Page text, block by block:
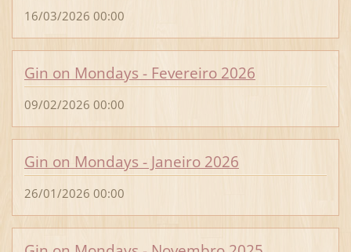
16/03/2026 00:00
Gin on Mondays - Fevereiro 2026
09/02/2026 00:00
Gin on Mondays - Janeiro 2026
26/01/2026 00:00